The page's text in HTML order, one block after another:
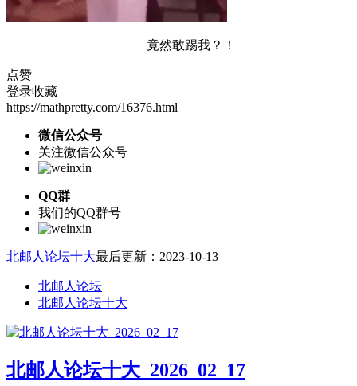
竟然敢踢我？！
点赞
登录收藏
https://mathpretty.com/16376.html
微信公众号
关注微信公众号
QQ群
我们的QQ群号
北邮人论坛十大最后更新：2023-10-13
北邮人论坛
北邮人论坛十大
北邮人论坛十大_2026_02_17